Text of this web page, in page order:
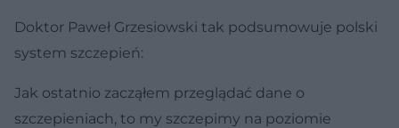
Doktor Paweł Grzesiowski tak podsumowuje polski
system szczepień:
Jak ostatnio zacząłem przeglądać dane o
szczepieniach, to my szczepimy na poziomie